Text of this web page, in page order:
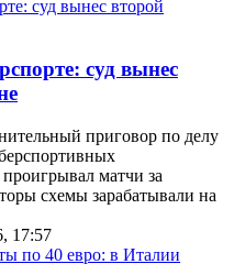
суд вынес
приговор по делу
матчи за
схемы зарабатывали на
17:57